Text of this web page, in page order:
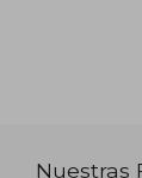
Nuestras